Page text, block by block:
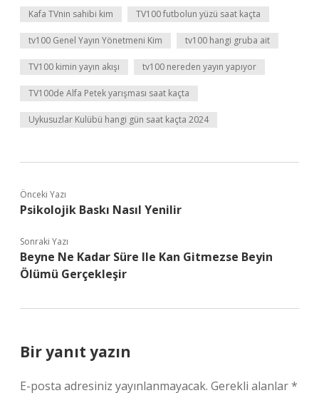
Kafa TVnin sahibi kim TV100 futbolun yüzü saat kaçta
tv100 Genel Yayın Yönetmeni Kim tv100 hangi gruba ait
TV100 kimin yayın akışı tv100 nereden yayın yapıyor
TV100de Alfa Petek yarışması saat kaçta
Uykusuzlar Kulübü hangi gün saat kaçta 2024
Önceki Yazı
Psikolojik Baskı Nasıl Yenilir
Sonraki Yazı
Beyne Ne Kadar Süre Ile Kan Gitmezse Beyin
Ölümü Gerçekleşir
Bir yanıt yazın
E-posta adresiniz yayınlanmayacak. Gerekli alanlar*